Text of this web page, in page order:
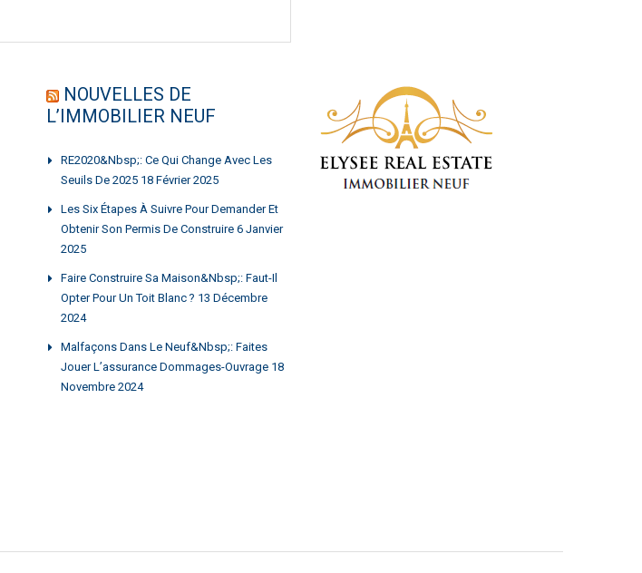
NOUVELLES DE
L’IMMOBILIER NEUF
RE2020&nbsp;: Ce Qui Change Avec Les
Seuils De 2025 18 Février 2025
Les Six Étapes À Suivre Pour Demander Et
Obtenir Son Permis De Construire 6 Janvier
2025
Faire Construire Sa Maison&nbsp;: Faut-Il
Opter Pour Un Toit Blanc ? 13 Décembre
2024
Malfaçons Dans Le Neuf&nbsp;: Faites
Jouer L’assurance Dommages-Ouvrage 18
Novembre 2024